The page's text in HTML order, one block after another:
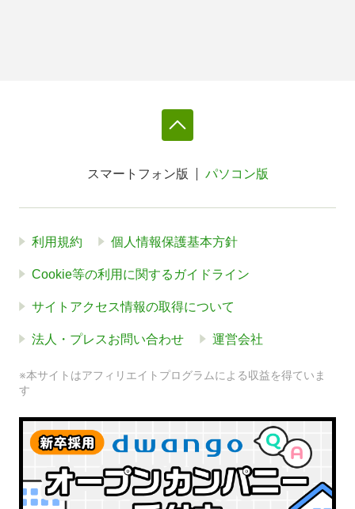
スマートフォン版 パソコン版
利用規約 個人情報保護基本方針
Cookie等の利用に関するガイドライン
サイトアクセス情報の取得について
法人・プレスお問い合わせ 運営会社
※本サイトはアフィリエイトプログラムによる収益を得ていま
す